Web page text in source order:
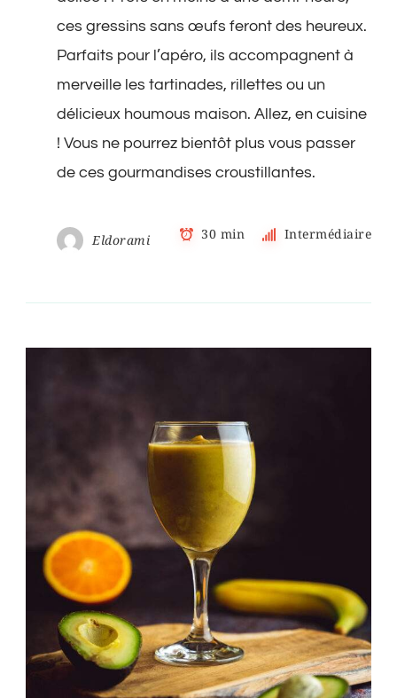
et
parmesan
ces gressins sans œufs feront des heureux.
Parfaits pour l’apéro, ils accompagnent à
merveille les tartinades, rillettes ou un
délicieux houmous maison. Allez, en cuisine
! Vous ne pourrez bientôt plus vous passer
de ces gourmandises croustillantes.
Eldorami 30 min Intermédiaire